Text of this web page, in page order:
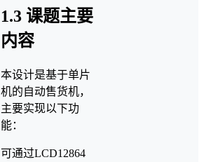
1.3 课题主要
内容
本设计是基于单片
机的自动售货机，
主要实现以下功
能：
可通过LCD12864